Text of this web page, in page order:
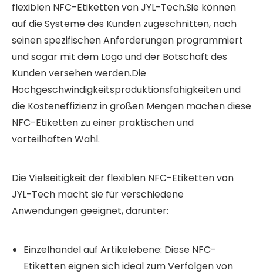
flexiblen NFC-Etiketten von JYL-Tech.Sie können
auf die Systeme des Kunden zugeschnitten, nach
seinen spezifischen Anforderungen programmiert
und sogar mit dem Logo und der Botschaft des
Kunden versehen werden.Die
Hochgeschwindigkeitsproduktionsfähigkeiten und
die Kosteneffizienz in großen Mengen machen diese
NFC-Etiketten zu einer praktischen und
vorteilhaften Wahl.
Die Vielseitigkeit der flexiblen NFC-Etiketten von
JYL-Tech macht sie für verschiedene
Anwendungen geeignet, darunter:
Einzelhandel auf Artikelebene: Diese NFC-
Etiketten eignen sich ideal zum Verfolgen von